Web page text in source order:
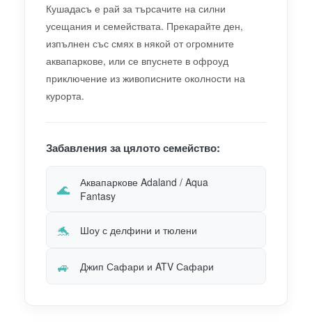
Кушадасъ е рай за търсачите на силни
усещания и семействата. Прекарайте ден,
изпълнен със смях в някой от огромните
аквапаркове, или се впуснете в офроуд
приключение из живописните околности на
курорта.
Забавления за цялото семейство:
🌊
Аквапаркове Adaland / Aqua
Fantasy
🐬 Шоу с делфини и тюлени
🚙 Джип Сафари и ATV Сафари